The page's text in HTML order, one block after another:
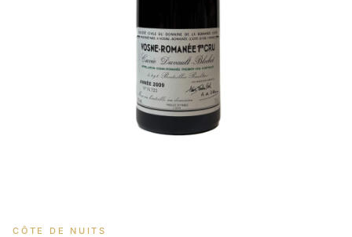
CÔTE DE NUITS